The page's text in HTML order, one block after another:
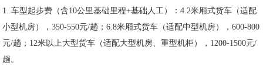
1. 车型起步费（含10公里基础里程+基础人工）：4.2米厢式货车（适配
小型机房），350-550元/趟；6.8米厢式货车（适配中型机房），600-800
元/趟；12米以上大型货车（适配大型机房、重型机柜），1200-1500元/
趟。